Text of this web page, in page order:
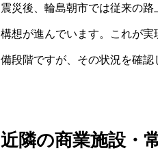
震災後、輪島朝市では従来の
構想が進んでいます。これが
備段階ですが、その状況を確認
近隣の商業施設・